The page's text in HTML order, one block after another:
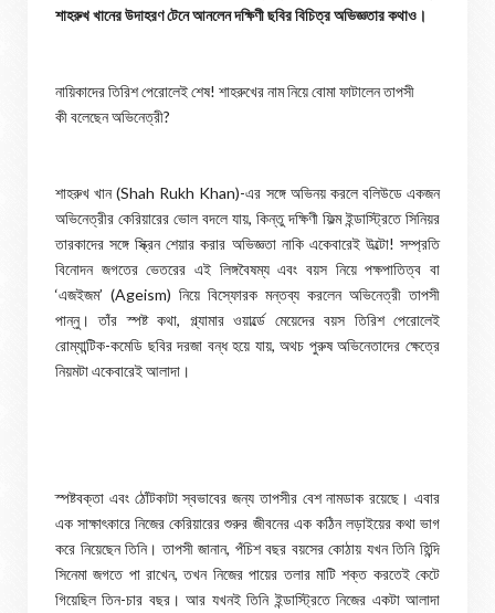
শাহরুখ খানের উদাহরণ টেনে আনলেন দক্ষিণী ছবির বিচিত্র অভিজ্ঞতার কথাও।
নায়িকাদের তিরিশ পেরোলেই শেষ! শাহরুখের নাম নিয়ে বোমা ফাটালেন তাপসী
কী বলেছেন অভিনেত্রী?
শাহরুখ খান (Shah Rukh Khan)-এর সঙ্গে অভিনয় করলে বলিউডে একজন
অভিনেত্রীর কেরিয়ারের ভোল বদলে যায়, কিন্তু দক্ষিণী ফিল্ম ইন্ডাস্ট্রিতে সিনিয়র
তারকাদের সঙ্গে স্ক্রিন শেয়ার করার অভিজ্ঞতা নাকি একেবারেই উল্টো! সম্প্রতি
বিনোদন জগতের ভেতরের এই লিঙ্গবৈষম্য এবং বয়স নিয়ে পক্ষপাতিত্ব বা
‘এজইজম’ (Ageism) নিয়ে বিস্ফোরক মন্তব্য করলেন অভিনেত্রী তাপসী
পান্নু। তাঁর স্পষ্ট কথা, গ্ল্যামার ওয়ার্ল্ডে মেয়েদের বয়স তিরিশ পেরোলেই
রোম্যান্টিক-কমেডি ছবির দরজা বন্ধ হয়ে যায়, অথচ পুরুষ অভিনেতাদের ক্ষেত্রে
নিয়মটা একেবারেই আলাদা।
স্পষ্টবক্তা এবং ঠোঁটকাটা স্বভাবের জন্য তাপসীর বেশ নামডাক রয়েছে। এবার
এক সাক্ষাৎকারে নিজের কেরিয়ারের শুরুর জীবনের এক কঠিন লড়াইয়ের কথা ভাগ
করে নিয়েছেন তিনি। তাপসী জানান, পঁচিশ বছর বয়সের কোঠায় যখন তিনি হিন্দি
সিনেমা জগতে পা রাখেন, তখন নিজের পায়ের তলার মাটি শক্ত করতেই কেটে
গিয়েছিল তিন-চার বছর। আর যখনই তিনি ইন্ডাস্ট্রিতে নিজের একটা আলাদা